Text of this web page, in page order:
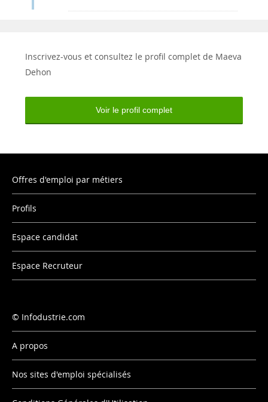
Inscrivez-vous et consultez le profil complet de Maeva
Dehon
Voir le profil complet
Offres d'emploi par métiers
Profils
Espace candidat
Espace Recruteur
Infodustrie.com
A propos
Nos sites d'emploi spécialisés